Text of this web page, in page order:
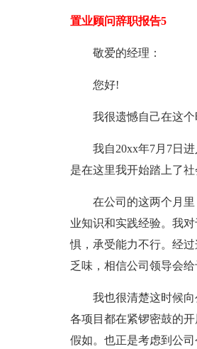
置业顾问辞职报告5
敬爱的经理：
您好!
我很遗憾自己在这个
我自20xx年7月7日
是在这里我开始踏上了
在公司的这两个月
业知识和实践经验。我
惧，承受能力不行。经
乏味，相信公司领导会给
我也很清楚这时候
各项目都在紧锣密鼓的
假如。也正是考虑到公